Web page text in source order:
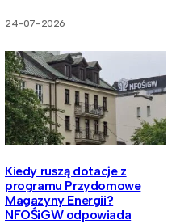
24-07-2026
Kiedy ruszą dotacje z
programu Przydomowe
Magazyny Energii?
NFOŚiGW odpowiada